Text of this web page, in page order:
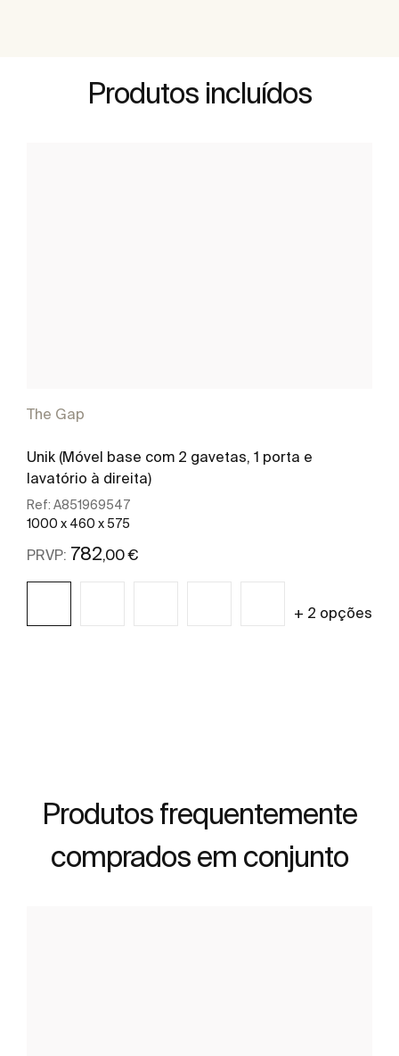
Produtos incluídos
The Gap
Unik (Móvel base com 2 gavetas, 1 porta e
lavatório à direita)
Ref: A851969547
1000 x 460 x 575
PRVP: 782 ,00 €
+ 2 opções
Produtos frequentemente
comprados em conjunto